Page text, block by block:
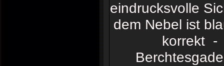
eindrucksvolle
dem Nebel ist
korrekt -